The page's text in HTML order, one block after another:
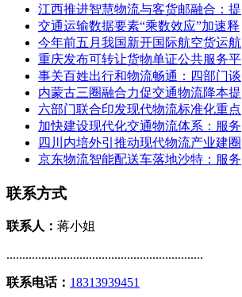
江西推进智慧物流与客货邮融合：提
交通运输数据要素“乘数效应”加速释
今年前五月我国新开国际航空货运航
重庆发布可转让货物单证公共服务平
事关百姓出行和物流畅通：四部门谈
内蒙古三圈融合力促交通物流降本提
六部门联合印发现代物流标准化重点
加快建设现代化交通物流体系：服务
四川内培外引推动现代物流产业建圈
京东物流智能配送车落地沙特：服务
联系方式
联系人： 蒋小姐
..............................................................
联系电话： 18313939451